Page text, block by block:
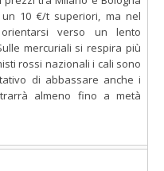
10 €/t superiori, ma nel
verso un lento
mercuriali si respira più
rossi nazionali i cali sono
di abbassare anche i
almeno fino a metà